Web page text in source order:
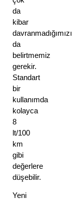
da
kibar
davranmadığımızı
da
belirtmemiz
gerekir.
Standart
bir
kullanımda
kolayca
8
lt/100
km
gibi
değerlere
Yeni